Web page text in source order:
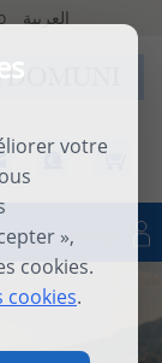
votre
»,
cookies.
cookies.
العربية
Se connecter